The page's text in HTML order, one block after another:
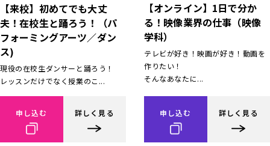
【来校】初めてでも大丈
夫！在校生と踊ろう！（パ
フォーミングアーツ／ダン
ス)
現役の在校生ダンサーと踊ろう！
レッスンだけでなく授業のこ...
申し込む 詳しく見る
【オンライン】1日で分か
る！映像業界の仕事（映像
学科）
テレビが好き！映画が好き！動画を
作りたい！
そんなあなたに...
申し込む 詳しく見る